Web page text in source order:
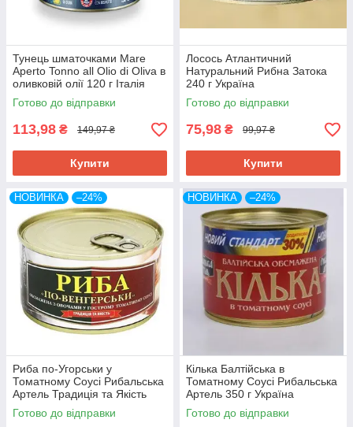
Тунець шматочками Mare
Aperto Tonno all Olio di Oliva в
оливковій олії 120 г Італія
Готово до відправки
113,98 ₴ 149,97 ₴
Купити
Лосось Атлантичний
Натуральний Рибна Затока
240 г Україна
Готово до відправки
75,98 ₴ 99,97 ₴
Купити
НОВИНКА –24%
Риба по-Угорськи у
Томатному Соусі Рибальська
Артель Традиція та Якість
240 г Україна
Готово до відправки
НОВИНКА –24%
Кілька Балтійська в
Томатному Соусі Рибальська
Артель 350 г Україна
Готово до відправки